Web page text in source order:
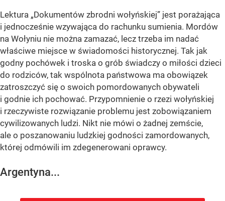
Lektura „Dokumentów zbrodni wołyńskiej” jest porażająca
i jednocześnie wzywająca do rachunku sumienia. Mordów
na Wołyniu nie można zamazać, lecz trzeba im nadać
właściwe miejsce w świadomości historycznej. Tak jak
godny pochówek i troska o grób świadczy o miłości dzieci
do rodziców, tak wspólnota państwowa ma obowiązek
zatroszczyć się o swoich pomordowanych obywateli
i godnie ich pochować. Przypomnienie o rzezi wołyńskiej
i rzeczywiste rozwiązanie problemu jest zobowiązaniem
cywilizowanych ludzi. Nikt nie mówi o żadnej zemście,
ale o poszanowaniu ludzkiej godności zamordowanych,
której odmówili im zdegenerowani oprawcy.
Argentyna...